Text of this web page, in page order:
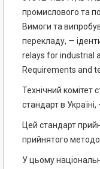
промислового та
Вимоги та
перекладу, —
relays for industrial
Requirements and
Технічний комітет
стандарт в
Цей стандарт
прийнятого
У цьому